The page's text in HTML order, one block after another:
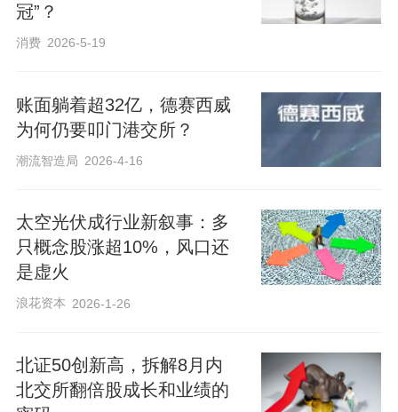
冠”？
消费 2026-5-19
账面躺着超32亿，德赛西威
为何仍要叩门港交所？
潮流智造局 2026-4-16
太空光伏成行业新叙事：多
只概念股涨超10%，风口还
是虚火
浪花资本 2026-1-26
北证50创新高，拆解8月内
北交所翻倍股成长和业绩的